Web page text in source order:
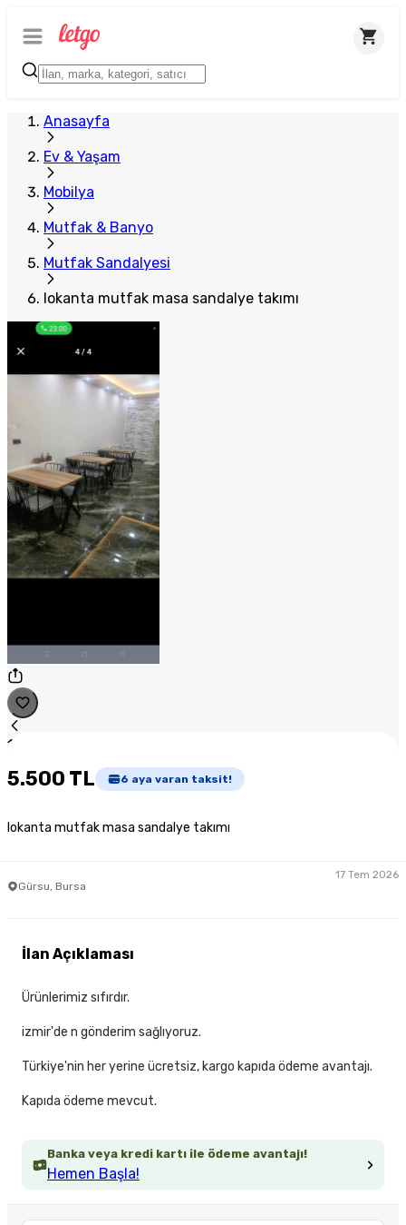
Anasayfa
Ev & Yaşam
Mobilya
Mutfak & Banyo
Mutfak Sandalyesi
lokanta mutfak masa sandalye takımı
1
Plus Satıcı
5.500 TL 6 aya varan taksit!
lokanta mutfak masa sandalye takımı
Gürsu, Bursa
17 Tem 2026
Banka veya kredi kartı ile ödeme avantajı!
Hemen Başla!
İlan Açıklaması
Ürünlerimiz sıfırdır.
izmir'de n gönderim sağlıyoruz.
Türkiye'nin her yerine ücretsiz, kargo kapıda ödeme avantajı.
Kapıda ödeme mevcut.